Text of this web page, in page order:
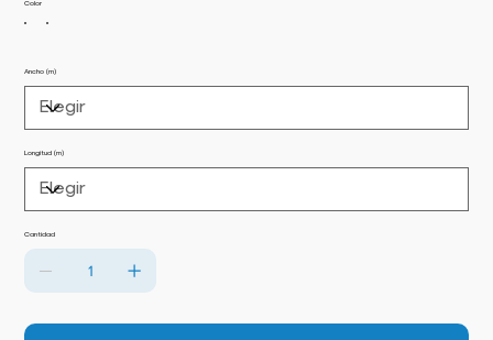
Color
Ancho (m)
Longitud (m)
Cantidad